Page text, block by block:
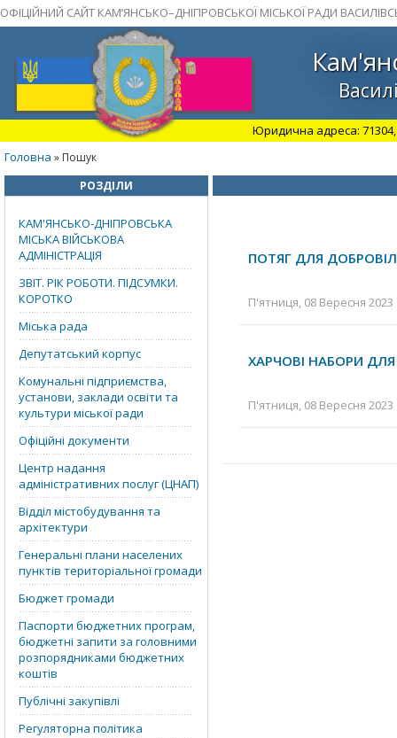
ОФІЦІЙНИЙ САЙТ КАМ’ЯНСЬКО–ДНІПРОВСЬКОЇ МІСЬКОЇ РАДИ
Юридична адреса: 71304,
Головна » Пошук
РОЗДІЛИ
КАМ'ЯНСЬКО-ДНІПРОВСЬКА
МІСЬКА ВІЙСЬКОВА
АДМІНІСТРАЦІЯ
ЗВІТ. РІК РОБОТИ. ПІДСУМКИ.
КОРОТКО
Міська рада
Депутатський корпус
Комунальні підприємства,
установи, заклади освіти та
культури міської ради
Офіційні документи
Центр надання
адміністративних послуг (ЦНАП)
Відділ містобудування та
архітектури
Генеральні плани населених
пунктів територіальної громади
Бюджет громади
Паспорти бюджетних програм,
бюджетні запити за головними
розпорядниками бюджетних
коштів
Публічні закупівлі
Регуляторна політика
ПОТЯГ ДЛЯ
П'ятниця, 08 Вересня
ХАРЧОВІ НАБОРИ
П'ятниця, 08 Вересня